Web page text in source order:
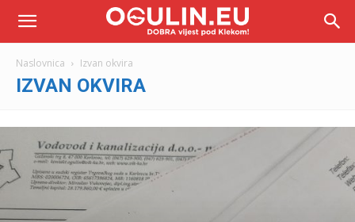
Naslovnica Izvan okvira
IZVAN OKVIRA